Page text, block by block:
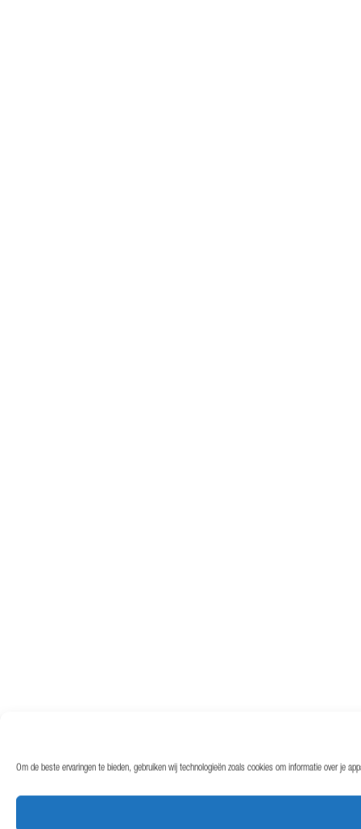
Om de beste ervaringen te bieden, gebruiken wij technologieën zoals cookies om informatie over je